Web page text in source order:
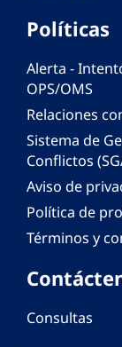
Políticas
Alerta -
OPS/OMS
Relaciones
Sistema de
Conflictos
Aviso de
Política de
Términos y
Consultas